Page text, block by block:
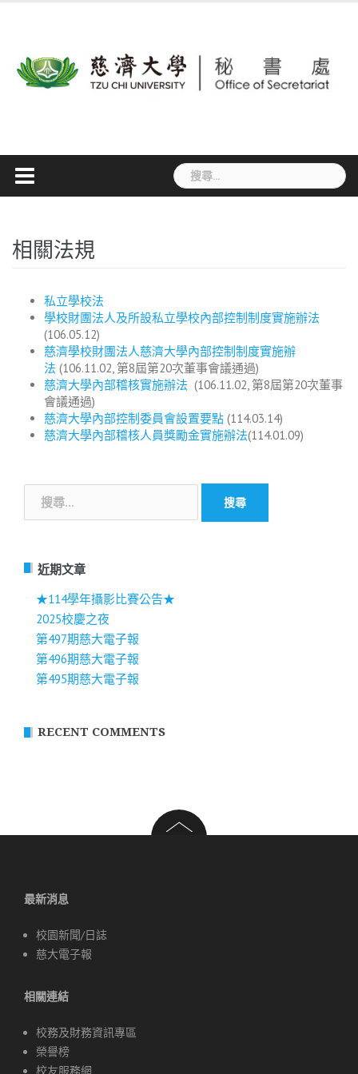
搜
尋
相關法規
私立學校法
學校財團法人及所設私立學校內部控制制度實施辦法
(106.05.12)
慈濟學校財團法人慈濟大學內部控制制度實施辦
法 (106.11.02, 第8屆第20次董事會議通過)
慈濟大學內部稽核實施辦法 (106.11.02, 第8屆第20次董事
會議通過)
慈濟大學內部控制委員會設置要點 (114.03.14)
慈濟大學內部稽核人員獎勵金實施辦法(114.01.09)
關
字:
近期文章
★114學年攝影比賽公告★
2025校慶之夜
第497期慈大電子報
第496期慈大電子報
第495期慈大電子報
RECENT COMMENTS
最新消息
校園新聞/日誌
慈大電子報
相關連結
校務及財務資訊專區
榮譽榜
校友服務網